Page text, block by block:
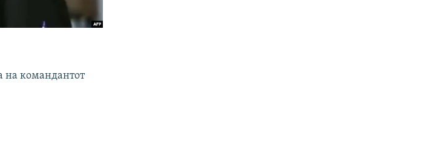
на командантот